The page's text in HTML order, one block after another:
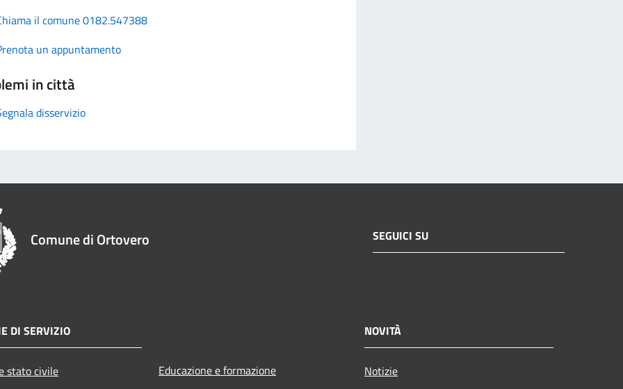
il comune 0182.547388
un appuntamento
in città
disservizio
Comune di Ortovero SEGUICI SU
DI SERVIZIO
stato civile
Educazione e formazione
NOVITÀ
Notizie